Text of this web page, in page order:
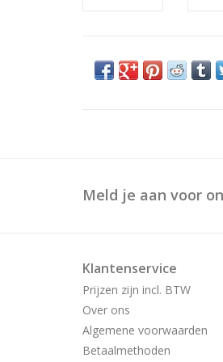
Meld je aan voor
Klantenservice
Prijzen zijn incl. BTW
Over ons
Algemene voorwaarden
Betaalmethoden